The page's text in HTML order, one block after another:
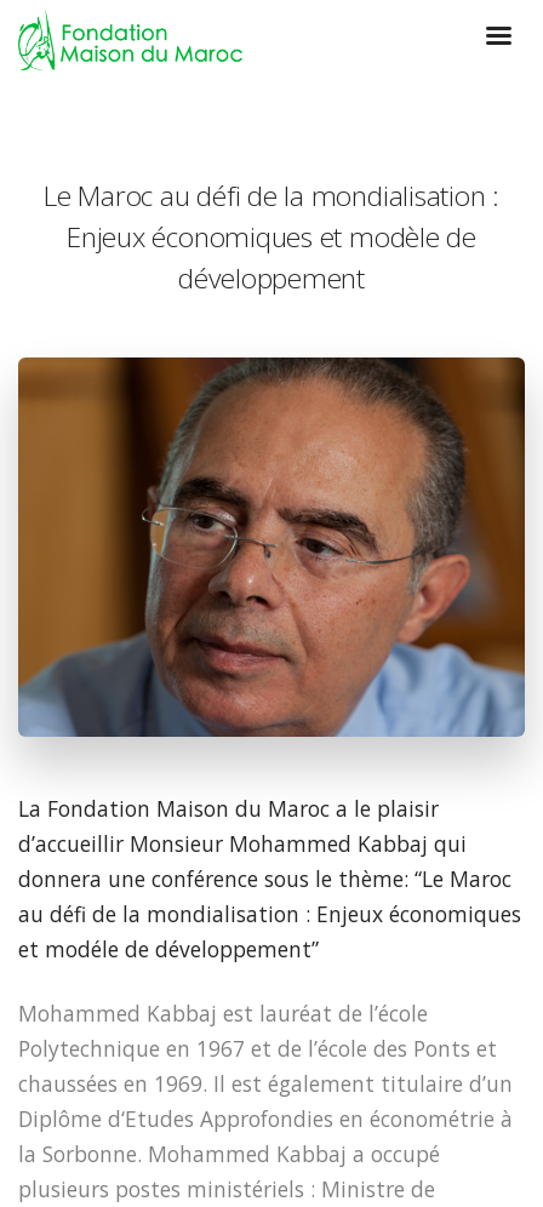
Le Maroc au défi de la mondialisation :
Enjeux économiques et modèle de
développement
La Fondation Maison du Maroc a le plaisir
d’accueillir Monsieur Mohammed Kabbaj qui
donnera une conférence sous le thème: “Le Maroc
au défi de la mondialisation : Enjeux économiques
et modéle de développement”
Mohammed Kabbaj est lauréat de l’école
Polytechnique en 1967 et de l’école des Ponts et
chaussées en 1969. Il est également titulaire d’un
Diplôme d‘Etudes Approfondies en économétrie à
la Sorbonne. Mohammed Kabbaj a occupé
plusieurs postes ministériels : Ministre de